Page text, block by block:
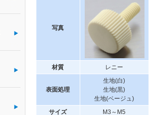
写真
材質 レニー
表面処理
生地(白)
生地(黒)
生地(ベージュ)
サイズ
M3～M5